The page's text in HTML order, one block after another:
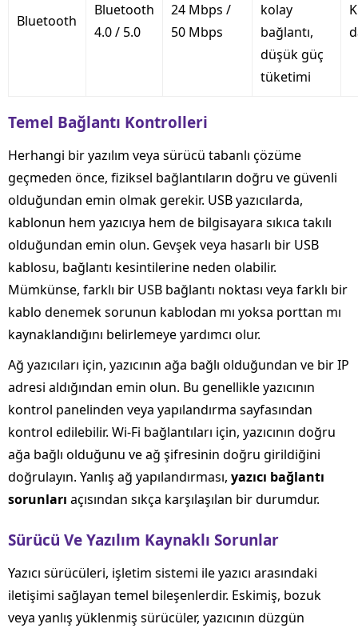
Bluetooth
Bluetooth
4.0 / 5.0
24 Mbps /
50 Mbps
kolay
bağlantı,
düşük güç
tüketimi
Temel Bağlantı Kontrolleri
Herhangi bir yazılım veya sürücü tabanlı çözüme
geçmeden önce, fiziksel bağlantıların doğru ve güvenli
olduğundan emin olmak gerekir. USB yazıcılarda,
kablonun hem yazıcıya hem de bilgisayara sıkıca takılı
olduğundan emin olun. Gevşek veya hasarlı bir USB
kablosu, bağlantı kesintilerine neden olabilir.
Mümkünse, farklı bir USB bağlantı noktası veya farklı bir
kablo denemek sorunun kablodan mı yoksa porttan mı
kaynaklandığını belirlemeye yardımcı olur.
Ağ yazıcıları için, yazıcının ağa bağlı olduğundan ve bir IP
adresi aldığından emin olun. Bu genellikle yazıcının
kontrol panelinden veya yapılandırma sayfasından
kontrol edilebilir. Wi-Fi bağlantıları için, yazıcının doğru
ağa bağlı olduğunu ve ağ şifresinin doğru girildiğini
doğrulayın. Yanlış ağ yapılandırması, yazıcı bağlantı
sorunları açısından sıkça karşılaşılan bir durumdur.
Sürücü Ve Yazılım Kaynaklı Sorunlar
Yazıcı sürücüleri, işletim sistemi ile yazıcı arasındaki
iletişimi sağlayan temel bileşenlerdir. Eskimiş, bozuk
veya yanlış yüklenmiş sürücüler, yazıcının düzgün